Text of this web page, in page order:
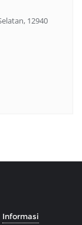
12940
Informasi